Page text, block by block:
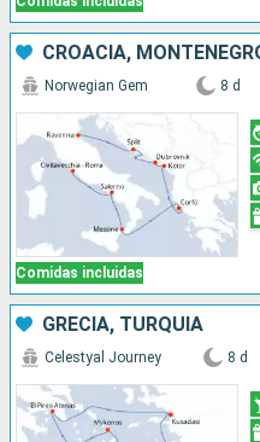
Comidas incluidas
Norwegian Gem 8 d
GRECIA, TURQUÍA
Celestyal Journey 8 d